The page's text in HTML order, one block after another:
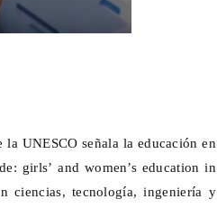
UNESCO señala la educación en
girls’ and women’s education in
ciencias, tecnología, ingeniería y